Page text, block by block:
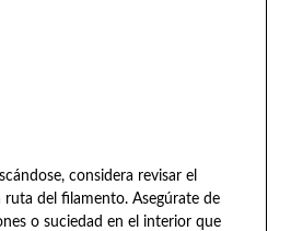
considera revisar el
del filamento. Asegúrate de
o suciedad en el interior que